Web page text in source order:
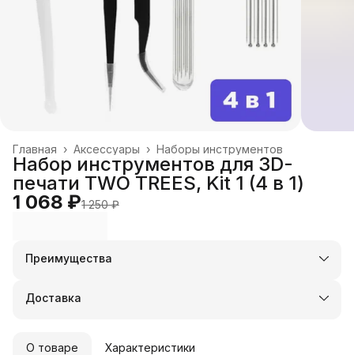
Наборы инструментов
Аксессуары ›
Главная ›
Набор инструментов для 3D-
печати TWO TREES, Kit 1 (4 в 1)
1 068 ₽1 250 ₽
Преимущества
Оплата частями в Сплит
Удобный возврат
Доставка
О товаре Характеристики